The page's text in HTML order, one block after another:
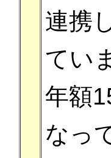
連携
てい
年額
なっ